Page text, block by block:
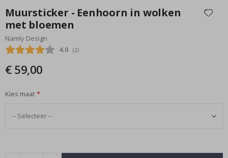
het
begin
van
de
gallerij
Muursticker - Eenhoorn in wolken
met bloemen
Namly Design
Gemiddelde beoordeling:
4.0 (aantal stemmen:
2)
€ 59,00
Kies maat